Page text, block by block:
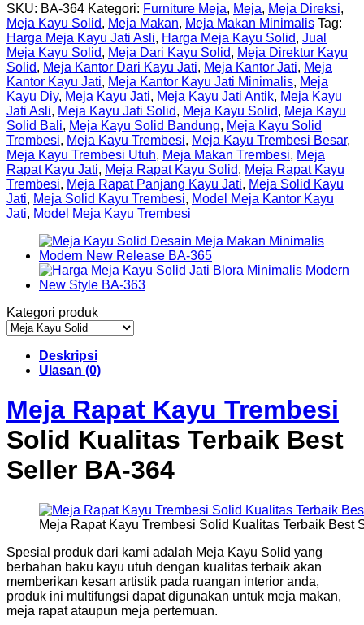
SKU: BA-364 Kategori: Furniture Meja, Meja, Meja Direksi,
Meja Kayu Solid, Meja Makan, Meja Makan Minimalis Tag:
Harga Meja Kayu Jati Asli, Harga Meja Kayu Solid, Jual
Meja Kayu Solid, Meja Dari Kayu Solid, Meja Direktur Kayu
Solid, Meja Kantor Dari Kayu Jati, Meja Kantor Jati, Meja
Kantor Kayu Jati, Meja Kantor Kayu Jati Minimalis, Meja
Kayu Diy, Meja Kayu Jati, Meja Kayu Jati Antik, Meja Kayu
Jati Asli, Meja Kayu Jati Solid, Meja Kayu Solid, Meja Kayu
Solid Bali, Meja Kayu Solid Bandung, Meja Kayu Solid
Trembesi, Meja Kayu Trembesi, Meja Kayu Trembesi Besar,
Meja Kayu Trembesi Utuh, Meja Makan Trembesi, Meja
Rapat Kayu Jati, Meja Rapat Kayu Solid, Meja Rapat Kayu
Trembesi, Meja Rapat Panjang Kayu Jati, Meja Solid Kayu
Jati, Meja Solid Kayu Trembesi, Model Meja Kantor Kayu
Jati, Model Meja Kayu Trembesi
Kategori produk
Deskripsi
Ulasan (0)
Meja Rapat Kayu Trembesi
Solid Kualitas Terbaik Best
Seller BA-364
Meja Rapat Kayu Trembesi Solid Kualitas Terbaik Best
Spesial produk dari kami adalah Meja Kayu Solid yang
berbahan baku kayu utuh dengan kualitas terbaik akan
memberikan kesan artistik pada ruangan interior anda,
produk ini multifungsi dapat digunakan untuk meja makan,
meja rapat ataupun meja pertemuan.